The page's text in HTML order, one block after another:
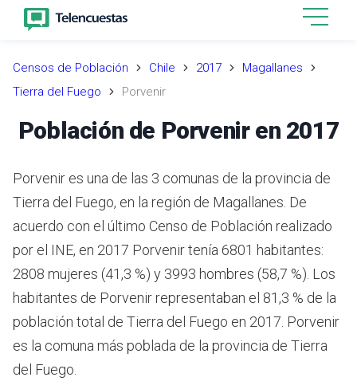
Censos de Población Chile 2017
Magallanes
Tierra del Fuego
Porvenir
Población de Porvenir en 2017
Porvenir es una de las 3 comunas de la provincia de
Tierra del Fuego, en la región de Magallanes. De
acuerdo con el último Censo de Población realizado
por el INE, en 2017 Porvenir tenía 6801 habitantes:
2808 mujeres (41,3 %) y 3993 hombres (58,7 %). Los
habitantes de Porvenir representaban el 81,3 % de la
población total de Tierra del Fuego en 2017. Porvenir
es la comuna más poblada de la provincia de Tierra
del Fuego.